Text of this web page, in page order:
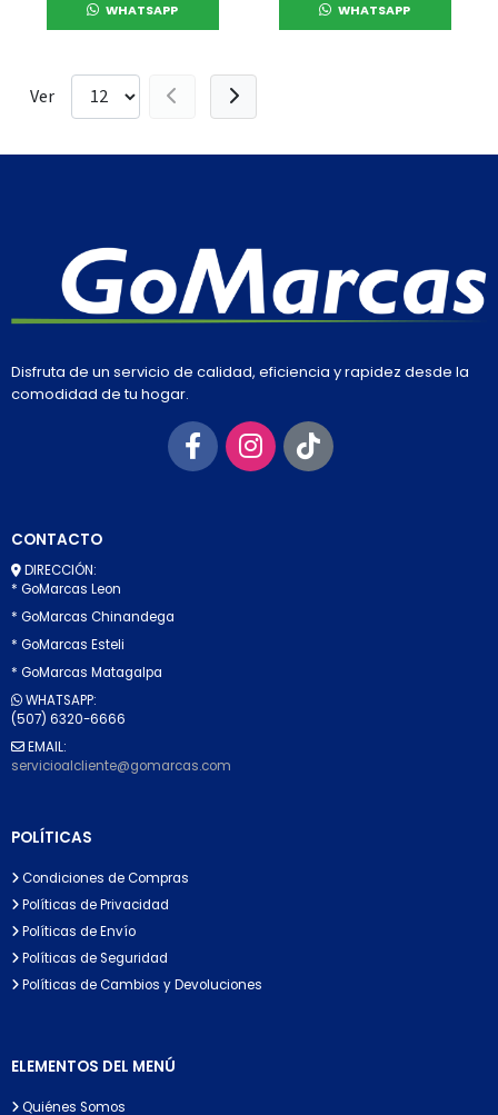
WHATSAPP WHATSAPP
Ver
Disfruta de un servicio de calidad, eficiencia y rapidez desde la
comodidad de tu hogar.
CONTACTO
DIRECCIÓN:
* GoMarcas Leon
* GoMarcas Chinandega
* GoMarcas Esteli
* GoMarcas Matagalpa
WHATSAPP:
(507) 6320-6666
EMAIL:
servicioalcliente@gomarcas.com
POLÍTICAS
Condiciones de Compras
Políticas de Privacidad
Políticas de Envío
Políticas de Seguridad
Políticas de Cambios y Devoluciones
ELEMENTOS DEL MENÚ
Quiénes Somos